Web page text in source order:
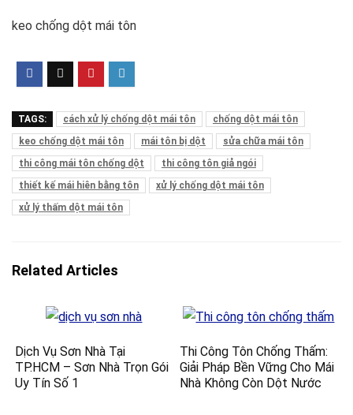
keo chống dột mái tôn
TAGS: cách xử lý chống dột mái tôn
chống dột mái tôn
keo chống dột mái tôn
mái tôn bị dột
sửa chữa mái tôn
thi công mái tôn chống dột
thi công tôn giả ngói
thiết kế mái hiên bằng tôn
xử lý chống dột mái tôn
xử lý thấm dột mái tôn
Related Articles
Dịch Vụ Sơn Nhà Tại
TP.HCM – Sơn Nhà Trọn Gói
Uy Tín Số 1
Thi Công Tôn Chống Thấm:
Giải Pháp Bền Vững Cho Mái
Nhà Không Còn Dột Nước